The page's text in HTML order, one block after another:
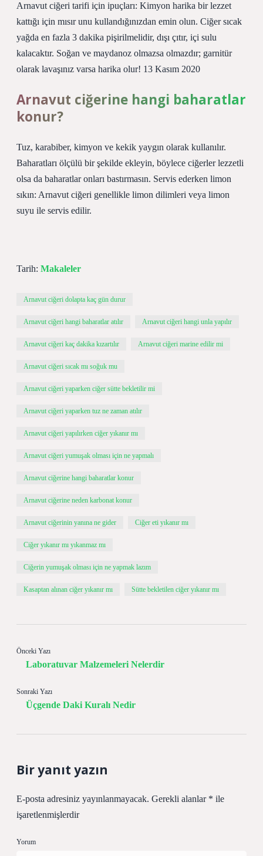
Arnavut ciğeri tarifi için ipuçları: Kimyon harika bir lezzet
kattığı için mısır unu kullandığınızdan emin olun. Ciğer sıcak
yağda en fazla 3 dakika pişirilmelidir, dışı çıtır, içi sulu
kalacaktır. Soğan ve maydanoz olmazsa olmazdır; garnitür
olarak lavaşınız varsa harika olur! 13 Kasım 2020
Arnavut ciğerine hangi baharatlar
konur?
Tuz, karabiber, kimyon ve kekik yaygın olarak kullanılır.
Baharatları ölçülü bir şekilde ekleyin, böylece ciğerler lezzetli
olsa da baharatlar onları bastırmasın. Servis ederken limon
sıkın: Arnavut ciğeri genellikle limon dilimleri veya limon
suyu ile servis edilir.
Tarih: Makaleler
Arnavut ciğeri dolapta kaç gün durur
Arnavut ciğeri hangi baharatlar atılır Arnavut ciğeri hangi unla yapılır
Arnavut ciğeri kaç dakika kızartılır Arnavut ciğeri marine edilir mi
Arnavut ciğeri sıcak mı soğuk mu
Arnavut ciğeri yaparken ciğer sütte bekletilir mi
Arnavut ciğeri yaparken tuz ne zaman atılır
Arnavut ciğeri yapılırken ciğer yıkanır mı
Arnavut ciğeri yumuşak olması için ne yapmalı
Arnavut ciğerine hangi baharatlar konur
Arnavut ciğerine neden karbonat konur
Arnavut ciğerinin yanına ne gider Ciğer eti yıkanır mı
Ciğer yıkanır mı yıkanmaz mı
Ciğerin yumuşak olması için ne yapmak lazım
Kasaptan alınan ciğer yıkanır mı Sütte bekletilen ciğer yıkanır mı
Önceki Yazı
Laboratuvar Malzemeleri Nelerdir
Sonraki Yazı
Üçgende Daki Kuralı Nedir
Bir yanıt yazın
E-posta adresiniz yayınlanmayacak. Gerekli alanlar * ile
işaretlenmişlerdir
Yorum